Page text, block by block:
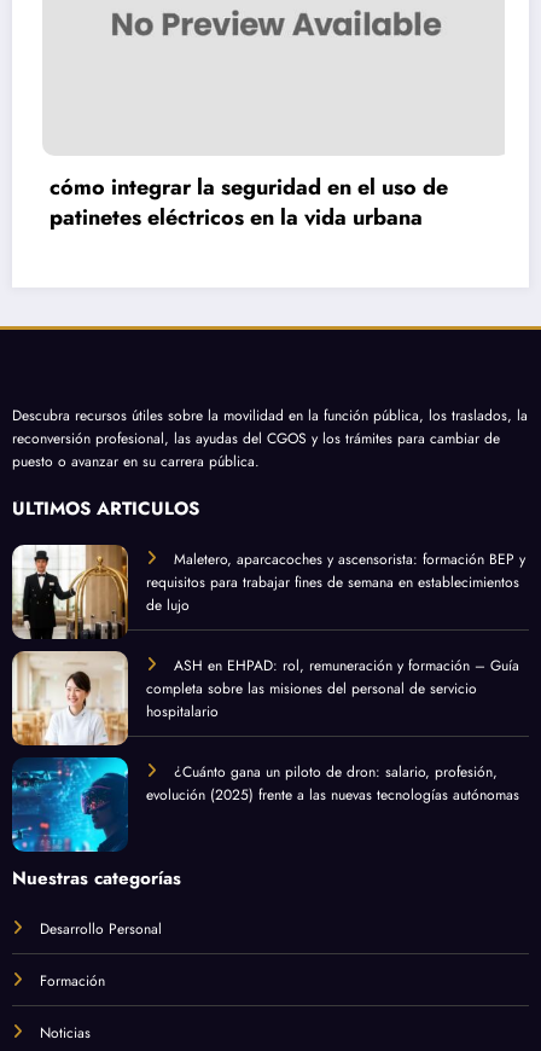
cómo transformar un balcón con cultivo de
hiedra y estilo vintage
Descubra recursos útiles sobre la movilidad en la función pública, los traslados, la
reconversión profesional, las ayudas del CGOS y los trámites para cambiar de
puesto o avanzar en su carrera pública.
ÚLTIMOS ARTÍCULOS
Maletero, aparcacoches y ascensorista: formación BEP y
requisitos para trabajar fines de semana en establecimientos
de lujo
ASH en EHPAD: rol, remuneración y formación – Guía
completa sobre las misiones del personal de servicio
hospitalario
¿Cuánto gana un piloto de dron: salario, profesión,
evolución (2025) frente a las nuevas tecnologías autónomas
Nuestras categorías
Desarrollo Personal
Formación
Noticias